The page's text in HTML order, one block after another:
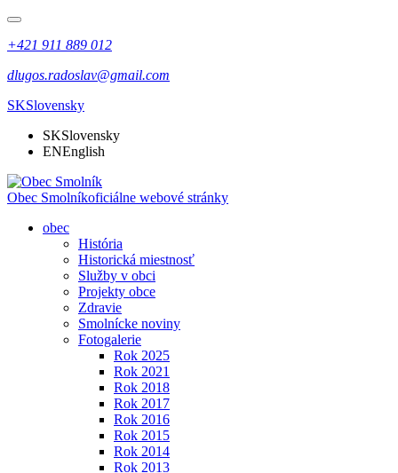
+421 911 889 012
dlugos.radoslav@gmail.com
SKSlovensky
SKSlovensky
ENEnglish
Obec Smolníkoficiálne webové stránky
obec
História
Historická miestnosť
Služby v obci
Projekty obce
Zdravie
Smolnícke noviny
Fotogalerie
Rok 2025
Rok 2021
Rok 2018
Rok 2017
Rok 2016
Rok 2015
Rok 2014
Rok 2013